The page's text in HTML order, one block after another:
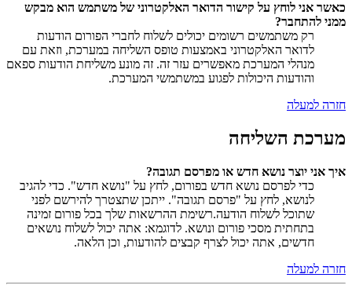
כאשר אני לוחץ על קישור הדואר האלקטרוני של משתמש הוא מבקש
ממני להתחבר?
רק משתמשים רשומים יכולים לשלוח לחברי הפורום הודעות
לדואר האלקטרוני באמצעות טופס השליחה במערכת, וזאת עם
מנהלי המערכת מאפשרים עזר זה. זה מונע משליחת הודעות ספאם
והודעות היכולות לפגוע במשתמשי המערכת.
חזרה למעלה
מערכת השליחה
איך אני יוצר נושא חדש או מפרסם תגובה?
כדי לפרסם נושא חדש בפורום, לחץ על "נושא חדש". כדי להגיב
לנושא, לחץ על "פרסם תגובה". ייתכן שתצטרך להירשם לפני
שתוכל לשלוח הודעה.רשימת ההרשאות שלך בכל פורום זמינה
בתחתית מסכי פורום ונושא. לדוגמא: אתה יכול לשלוח נושאים
חדשים, אתה יכול לצרף קבצים להודעות, וכן הלאה.
חזרה למעלה